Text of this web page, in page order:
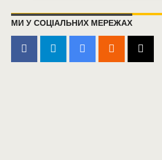
МИ У СОЦІАЛЬНИХ МЕРЕЖАХ